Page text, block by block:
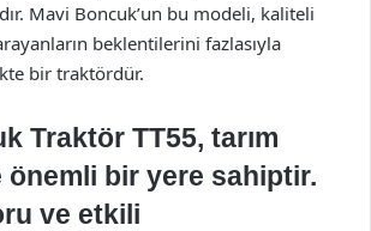
Mavi Boncuk’un bu modeli, kaliteli
beklentilerini fazlasıyla
bir traktördür.
Traktör TT55, tarım
bir yere sahiptir.
ve etkili